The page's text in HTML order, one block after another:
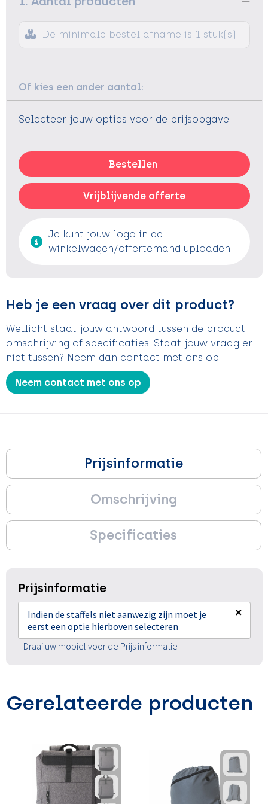
De minimale bestel afname is 1 stuk(s)
Of kies een ander aantal:
Selecteer jouw opties voor de prijsopgave.
Bestellen
Vrijblijvende offerte
Je kunt jouw logo in de
winkelwagen/offertemand uploaden
Heb je een vraag over dit product?
Wellicht staat jouw antwoord tussen de product
omschrijving of specificaties. Staat jouw vraag er
niet tussen? Neem dan contact met ons op
Neem contact met ons op
Prijsinformatie
Omschrijving
Specificaties
Prijsinformatie
Indien de staffels niet aanwezig zijn moet je
eerst een optie hierboven selecteren
×
Draai uw mobiel voor de Prijs informatie
Gerelateerde producten